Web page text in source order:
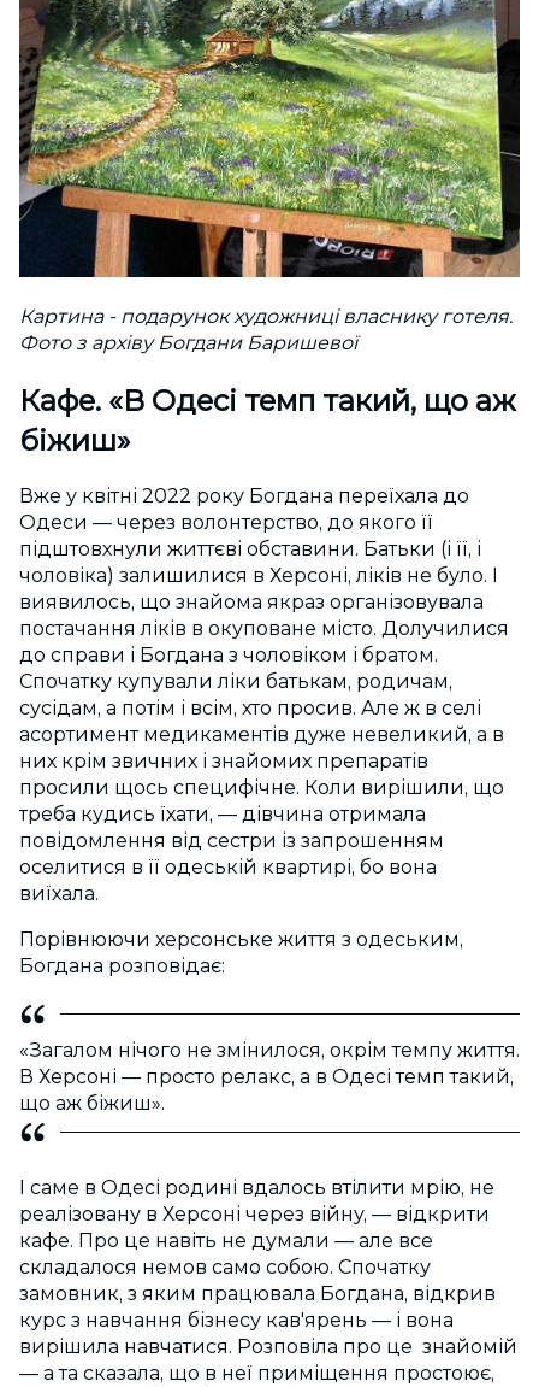
Картина - подарунок художниці власнику готеля.
Фото з архіву Богдани Баришевої
Кафе. «В Одесі темп такий, що аж
біжиш»
Вже у квітні 2022 року Богдана переїхала до
Одеси — через волонтерство, до якого її
підштовхнули життєві обставини. Батьки (і її, і
чоловіка) залишилися в Херсоні, ліків не було. І
виявилось, що знайома якраз організовувала
постачання ліків в окуповане місто. Долучилися
до справи і Богдана з чоловіком і братом.
Спочатку купували ліки батькам, родичам,
сусідам, а потім і всім, хто просив. Але ж в селі
асортимент медикаментів дуже невеликий, а в
них крім звичних і знайомих препаратів
просили щось специфічне. Коли вирішили, що
треба кудись їхати, — дівчина отримала
повідомлення від сестри із запрошенням
оселитися в її одеській квартирі, бо вона
виїхала.
Порівнюючи херсонське життя з одеським,
Богдана розповідає:
«Загалом нічого не змінилося, окрім темпу життя.
В Херсоні — просто релакс, а в Одесі темп такий,
що аж біжиш».
І саме в Одесі родині вдалось втілити мрію, не
реалізовану в Херсоні через війну, — відкрити
кафе. Про це навіть не думали — але все
складалося немов само собою. Спочатку
замовник, з яким працювала Богдана, відкрив
курс з навчання бізнесу кав'ярень — і вона
вирішила навчатися. Розповіла про це знайомій
— а та сказала, що в неї приміщення простоює,